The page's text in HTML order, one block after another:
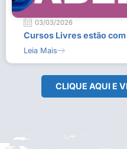
03/03/2026
Cursos Livres estão
Leia Mais
CLIQUE AQUI E